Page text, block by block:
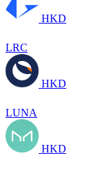
HKD
LRC
HKD
LUNA
HKD